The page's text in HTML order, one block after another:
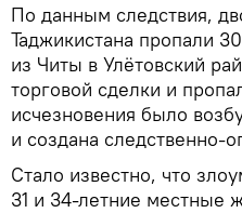
По данным следствия,
Таджикистана пропали
из Читы в Улётовский
торговой сделки и
исчезновения было
и создана следственно-
Стало известно, что
31 и 34-летние местные